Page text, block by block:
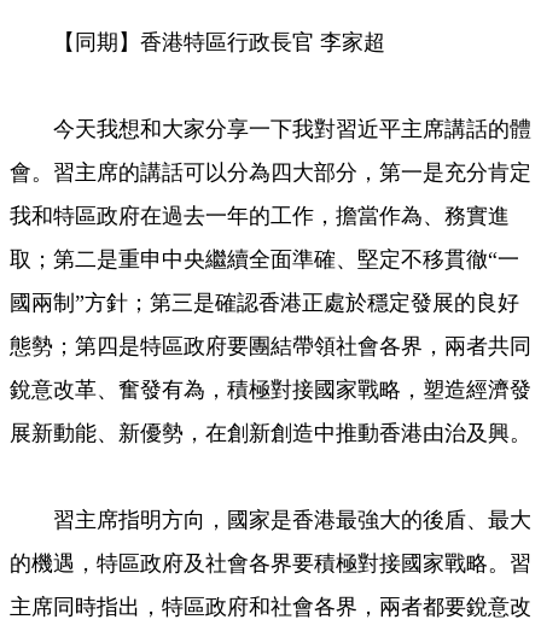
【同期】香港特區行政長官 李家超
今天我想和大家分享一下我對習近平主席講話的體
會。習主席的講話可以分為四大部分，第一是充分肯定
我和特區政府在過去一年的工作，擔當作為、務實進
取；第二是重申中央繼續全面準確、堅定不移貫徹“一
國兩制”方針；第三是確認香港正處於穩定發展的良好
態勢；第四是特區政府要團結帶領社會各界，兩者共同
銳意改革、奮發有為，積極對接國家戰略，塑造經濟發
展新動能、新優勢，在創新創造中推動香港由治及興。
習主席指明方向，國家是香港最強大的後盾、最大
的機遇，特區政府及社會各界要積極對接國家戰略。習
主席同時指出，特區政府和社會各界，兩者都要銳意改